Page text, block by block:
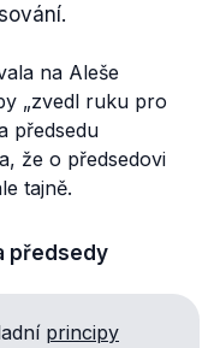
na Aleše
„zvedl ruku pro
předsedu
že o předsedovi
tajně.
předsedy
principy